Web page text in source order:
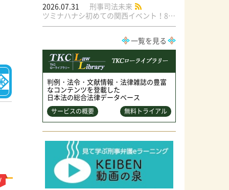
2026.07.31
刑事司法未来
ツミナハナシ初めての関西イベント！8/17（月）＠梅田ラテラル
一覧を見る
判例・法令・文献情報・法律雑誌の豊富
なコンテンツを登載した
日本法の総合法律データベース
サービスの概要 無料トライアル